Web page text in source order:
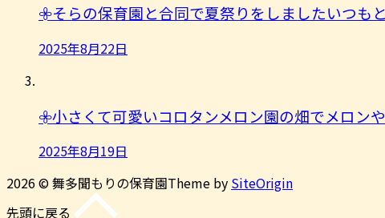
𖧷そらの保育園と合同で夏祭りをしましたいつも
2025年8月22日
𖧷小さくて可愛いコロタンメロン園の畑でメロ
2025年8月19日
2026 © 舞多聞もりの保育園Theme by SiteOrigin
先頭に戻る